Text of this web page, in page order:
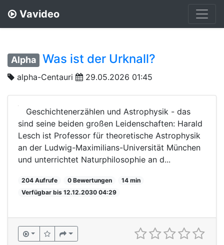
Vavideo
Alpha Was ist der Urknall?
alpha-Centauri 29.05.2026 01:45
Geschichtenerzählen und Astrophysik - das
sind seine beiden großen Leidenschaften: Harald
Lesch ist Professor für theoretische Astrophysik
an der Ludwig-Maximilians-Universität München
und unterrichtet Naturphilosophie an d...
204 Aufrufe 0 Bewertungen
14 min
Verfügbar bis 12.12.2030 04:29